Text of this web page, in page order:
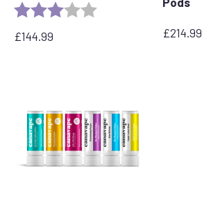
Rating: 3.0 out of 5 stars
£144.99 £214.99